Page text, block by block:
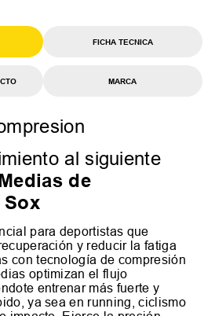
FICHA TECNICA
MARCA
al siguiente
de
para deportistas que
y reducir la fatiga
con tecnología de compresión
optimizan el flujo
entrenar más fuerte y
ya sea en running, ciclismo